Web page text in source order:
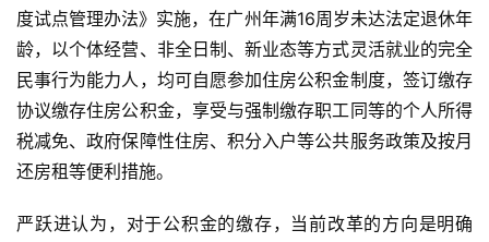
度试点管理办法》实施，在广州年满16周岁未达法定退休年
龄，以个体经营、非全日制、新业态等方式灵活就业的完全
民事行为能力人，均可自愿参加住房公积金制度，签订缴存
协议缴存住房公积金，享受与强制缴存职工同等的个人所得
税减免、政府保障性住房、积分入户等公共服务政策及按月
还房租等便利措施。
严跃进认为，对于公积金的缴存，当前改革的方向是明确